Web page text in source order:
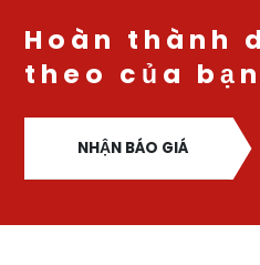
Hoàn thành
theo của
NHẬN BÁO GIÁ